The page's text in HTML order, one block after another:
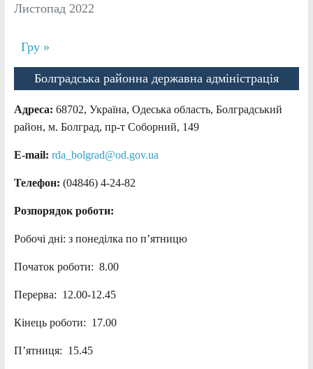
Листопад 2022
Гру »
Болградська районна державна адміністрація
Адреса: 68702, Україна, Одеська область, Болградський
район, м. Болград, пр-т Соборний, 149
E-mail: rda_bolgrad@od.gov.ua
Телефон: (04846) 4-24-82
Розпорядок роботи:
Робочі дні: з понеділка по п’ятницю
Початок роботи: 8.00
Перерва: 12.00-12.45
Кінець роботи: 17.00
П’ятниця: 15.45